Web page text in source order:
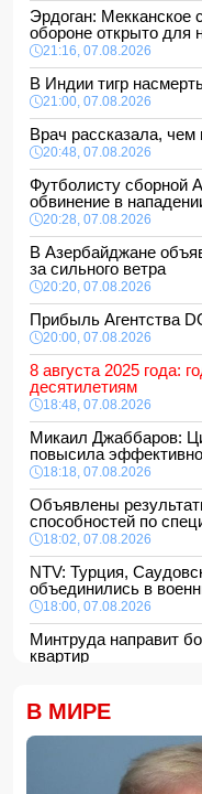
Эрдоган: Мекканское
обороне открыто для
21:16, 07.08.2026
В Индии тигр
21:00, 07.08.2026
Врач рассказала,
20:48, 07.08.2026
Футболисту сборной
обвинение в
20:28, 07.08.2026
В Азербайджане
за сильного ветра
20:20, 07.08.2026
Прибыль Агентства
20:00, 07.08.2026
8 августа 2025 года:
десятилетиям
18:48, 07.08.2026
Микаил Джаббаров:
повысила
18:18, 07.08.2026
Объявлены
способностей по
18:02, 07.08.2026
NTV: Турция,
объединились в
18:00, 07.08.2026
Минтруда направит
квартир
Сформирована
Пожар в
16:16, 07.08.2026
В МИРЕ